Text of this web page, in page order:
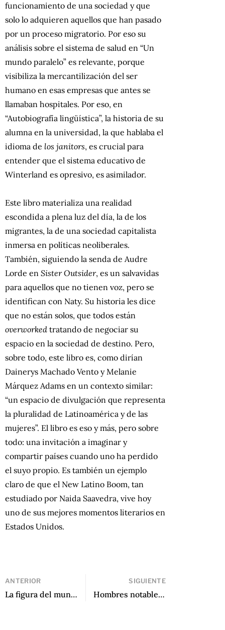
funcionamiento de una sociedad y que
solo lo adquieren aquellos que han pasado
por un proceso migratorio. Por eso su
análisis sobre el sistema de salud en “Un
mundo paralelo” es relevante, porque
visibiliza la mercantilización del ser
humano en esas empresas que antes se
llamaban hospitales. Por eso, en
“Autobiografía lingüística”, la historia de su
alumna en la universidad, la que hablaba el
idioma de los janitors, es crucial para
entender que el sistema educativo de
Winterland es opresivo, es asimilador.
Este libro materializa una realidad
escondida a plena luz del día, la de los
migrantes, la de una sociedad capitalista
inmersa en políticas neoliberales.
También, siguiendo la senda de Audre
Lorde en Sister Outsider, es un salvavidas
para aquellos que no tienen voz, pero se
identifican con Naty. Su historia les dice
que no están solos, que todos están
overworked tratando de negociar su
espacio en la sociedad de destino. Pero,
sobre todo, este libro es, como dirían
Dainerys Machado Vento y Melanie
Márquez Adams en un contexto similar:
“un espacio de divulgación que representa
la pluralidad de Latinoamérica y de las
mujeres”. El libro es eso y más, pero sobre
todo: una invitación a imaginar y
compartir países cuando uno ha perdido
el suyo propio. Es también un ejemplo
claro de que el New Latino Boom, tan
estudiado por Naida Saavedra, vive hoy
uno de sus mejores momentos literarios en
Estados Unidos.
ANTERIOR
La figura del mundo de Juan Villoro
SIGUIENTE
Hombres notables de Blanca Strepponi